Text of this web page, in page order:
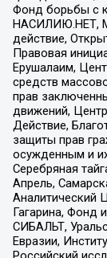
Фонд борьбы с
НАСИЛИЮ.НЕТ,
действие,
Правовая
Ерушалаим,
средств
прав
движений,
Действие,
защиты прав
осужденным и
Серебряная
Апрель,
Аналитический
Гагарина, Фонд
СИБАЛЬТ,
Евразии,